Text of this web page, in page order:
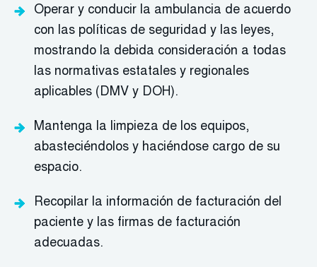
Operar y conducir la ambulancia de acuerdo
con las políticas de seguridad y las leyes,
mostrando la debida consideración a todas
las normativas estatales y regionales
aplicables (DMV y DOH).
Mantenga la limpieza de los equipos,
abasteciéndolos y haciéndose cargo de su
espacio.
Recopilar la información de facturación del
paciente y las firmas de facturación
adecuadas.